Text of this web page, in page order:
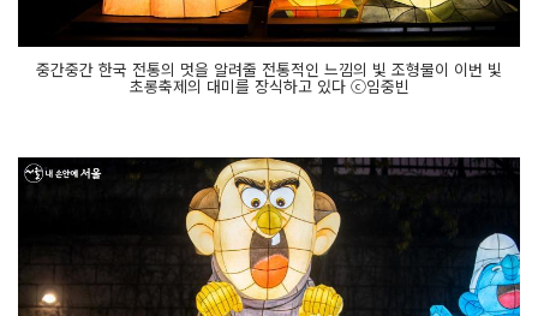
중간중간 한국 전통의 멋을 알려줄 전통적인 느낌의 빛 조형물이 이번 빛
초롱축제의 대미를 장식하고 있다 ⓒ임중빈